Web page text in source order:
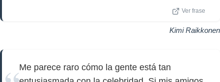
Ver frase
Kimi Raikkonen
Me parece raro cómo la gente está tan